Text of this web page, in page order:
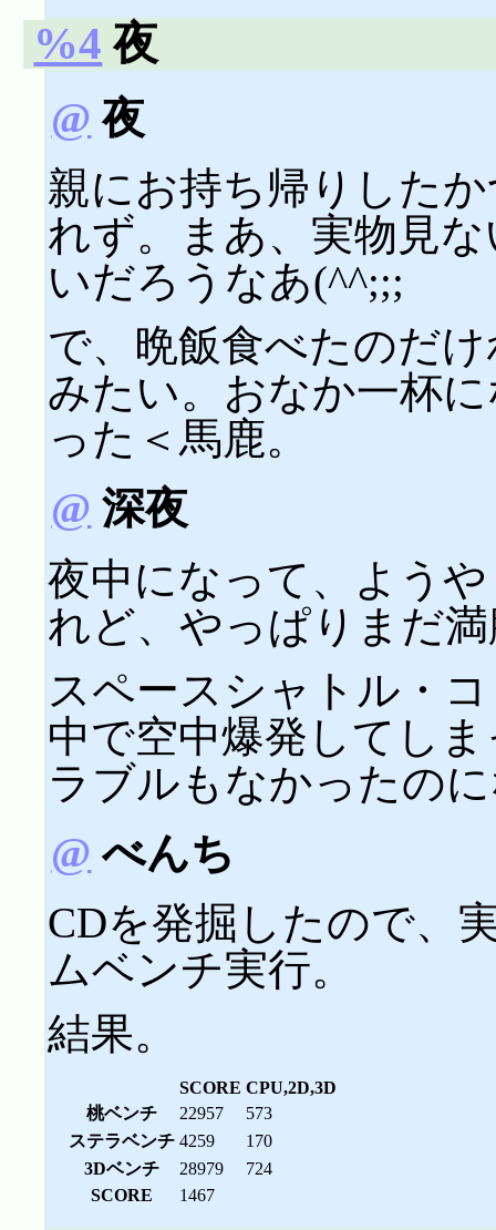
%4 夜
@ 夜
親にお持ち帰りした
れず。まあ、実物見
いだろうなあ(^^;;;
で、晩飯食べたのだ
みたい。おなか一杯
った＜馬鹿。
@ 深夜
夜中になって、よう
れど、やっぱりまだ
スペースシャトル・
中で空中爆発してし
ラブルもなかったの
@ べんち
CDを発掘したので、
ムベンチ実行。
結果。
SCORE CPU,2D,3D
桃ベンチ
22957
573
ステラベンチ 4259
170
3Dベンチ
28979
724
SCORE
1467